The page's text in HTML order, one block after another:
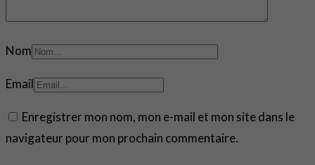
Nom
Email
Enregistrer mon nom, mon e-mail et mon site dans le
navigateur pour mon prochain commentaire.